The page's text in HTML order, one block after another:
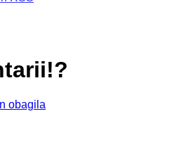
obagila